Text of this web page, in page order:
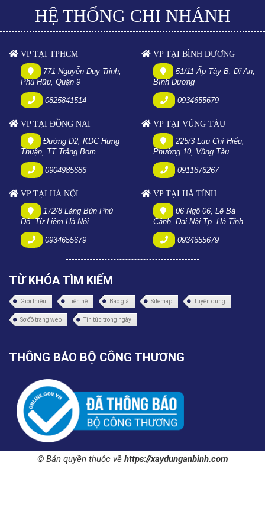
HỆ THỐNG CHI NHÁNH
VP TẠI TPHCM
771 Nguyễn Duy Trinh,
Phú Hữu, Quận 9
0825841514
VP TẠI BÌNH DƯƠNG
51/11 Ấp Tây B, Dĩ An,
Bình Dương
0934655679
VP TẠI ĐỒNG NAI
Đường D2, KDC Hưng
Thuận, TT Trảng Bom
0904985686
VP TẠI VŨNG TÀU
225/3 Lưu Chí Hiếu,
Phường 10, Vũng Tàu
0911676267
VP TẠI HÀ NỘI
172/8 Làng Bún Phú
Đô. Từ Liêm Hà Nội
0934655679
VP TẠI HÀ TĨNH
06 Ngõ 06, Lê Bá
Cảnh, Đại Nài Tp. Hà Tĩnh
0934655679
TỪ KHÓA TÌM KIẾM
Giới thiệu Liên hệ Báo giá Sitemap Tuyển dụng
Sơ đồ trang web Tin tức trong ngày
THÔNG BÁO BỘ CÔNG THƯƠNG
© Bản quyền thuộc về https://xaydunganbinh.com